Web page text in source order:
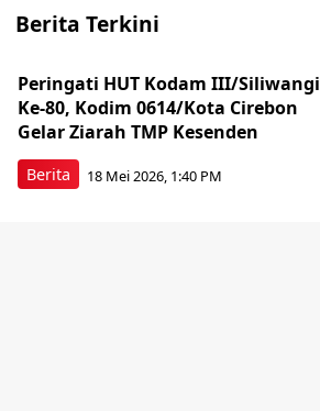
Berita Terkini
Berita
Peringati HUT Kodam III/Siliwangi
Ke-80, Kodim 0614/Kota Cirebon
Gelar Ziarah TMP Kesenden
18 Mei 2026, 1:40 PM